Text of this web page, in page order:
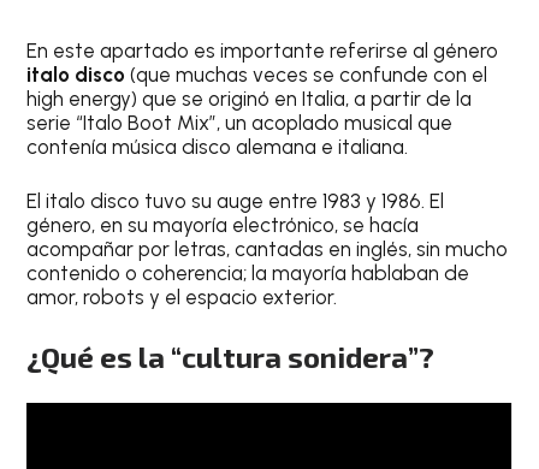
En este apartado es importante referirse al género
italo disco (que muchas veces se confunde con el
high energy) que se originó en Italia, a partir de la
serie “Italo Boot Mix”, un acoplado musical que
contenía música disco alemana e italiana.
El italo disco tuvo su auge entre 1983 y 1986. El
género, en su mayoría electrónico, se hacía
acompañar por letras, cantadas en inglés, sin mucho
contenido o coherencia; la mayoría hablaban de
amor, robots y el espacio exterior.
¿Qué es la “cultura sonidera”?